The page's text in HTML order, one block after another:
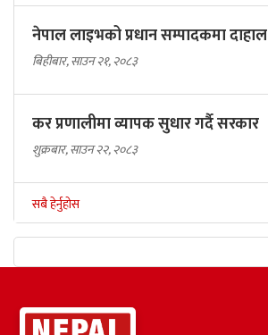
नेपाल लाइभको प्रधान सम्पादकमा दाहाल
बिहीबार, साउन २१, २०८३
कर प्रणालीमा व्यापक सुधार गर्दै सरकार
शुक्रबार, साउन २२, २०८३
सबै हेर्नुहोस